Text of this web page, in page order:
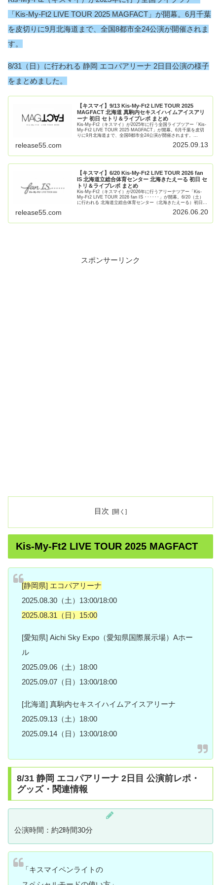
「Kis-My-Ft2 LIVE TOUR 2025 MAGFACT」が開幕。6月千葉
を皮切りに9月北海道まで、全国8都市全24公演が開催されま
す。
8/31（日）に行われる 静岡 エコパアリーナ 2日目公演の様子
をまとめました。
【キスマイ】9/13 Kis-My-Ft2 LIVE TOUR 2025
MAGFACT 北海道 真駒内セキスイハイムアイスアリ
ーナ 初日 セトリ＆ライブレポ まとめ
Kis-My-Ft2（キスマイ）が2025年に行う全国ライブツアー「Kis-
My-Ft2 LIVE TOUR 2025 MAGFACT」が開幕。6月千葉を皮切
りに9月北海道まで、全国8都市全24公演が開催されます。
release55.com 2025.09.13
【キスマイ】6/20 Kis-My-Ft2 LIVE TOUR 2026 fan
IS 北海道立総合体育センター 北海きたえーる 初日 セ
トリ＆ライブレポ まとめ
Kis-My-Ft2（キスマイ）が2026年に行うアリーナツアー「Kis-
My-Ft2 LIVE TOUR 2026 fan IS ･･････」が開幕。6/20（土）
に行われる 北海道立総合体育センター（北海きたえーる）初日公
release55.com 2026.06.20
スポンサーリンク
目次
Kis-My-Ft2 LIVE TOUR 2025 MAGFACT
[静岡県] エコパアリーナ
2025.08.30（土）13:00/18:00
2025.08.31（日）15:00
[愛知県] Aichi Sky Expo（愛知県国際展示場）Aホー
ル
2025.09.06（土）18:00
2025.09.07（日）13:00/18:00
[北海道] 真駒内セキスイハイムアイスアリーナ
2025.09.13（土）18:00
2025.09.14（日）13:00/18:00
8/31 静岡 エコパアリーナ 2日目 公演前レポ・
グッズ・関連情報
公演時間：約2時間30分
「キスマイペンライトの